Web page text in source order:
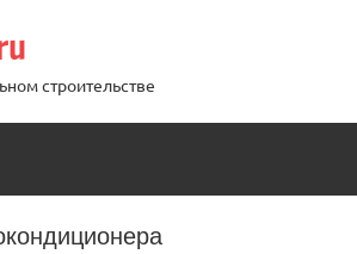
строительстве